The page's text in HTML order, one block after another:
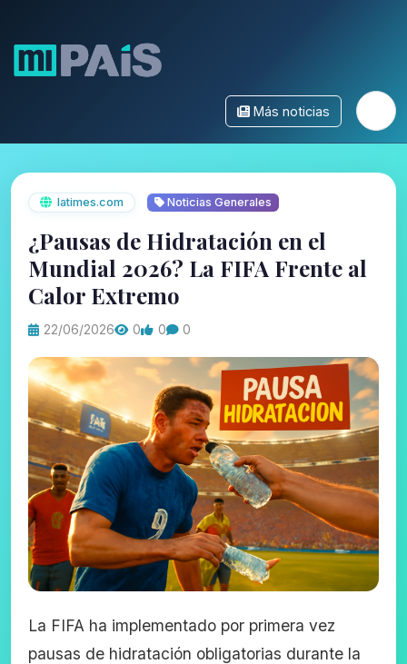
Más noticias
latimes.com Noticias Generales
¿Pausas de Hidratación en el
Mundial 2026? La FIFA Frente al
Calor Extremo
22/06/2026 0 0 0
La FIFA ha implementado por primera vez
pausas de hidratación obligatorias durante la